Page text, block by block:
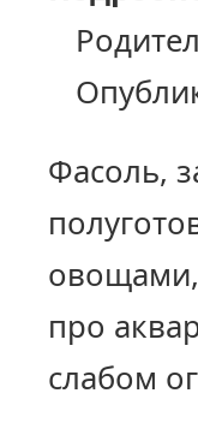
Фасоль,
про
слабом